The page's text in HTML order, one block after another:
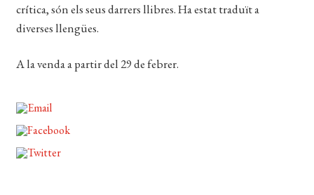
crítica, són els seus darrers llibres. Ha estat traduït a
diverses llengües.
A la venda a partir del 29 de febrer.